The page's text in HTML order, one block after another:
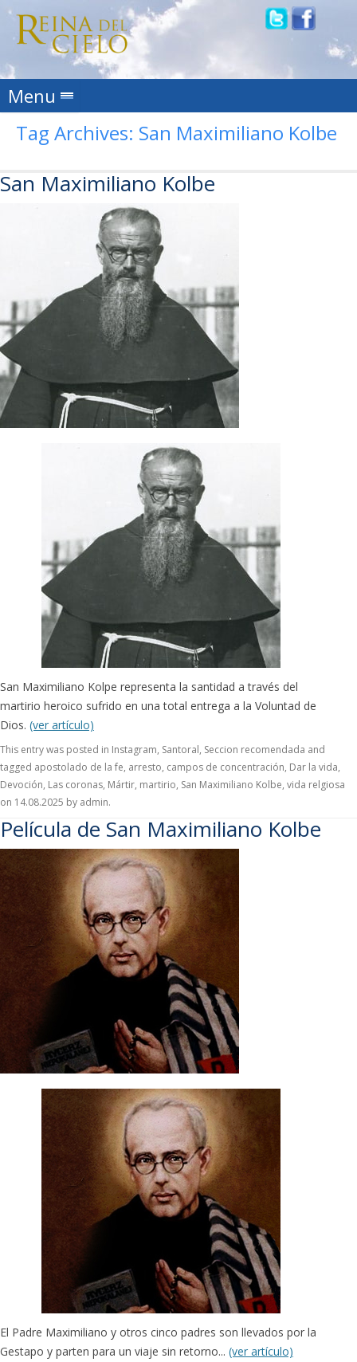
Menu Skip to content
Tag Archives: San Maximiliano Kolbe
San Maximiliano Kolbe
San Maximiliano Kolpe representa la santidad a través del
martirio heroico sufrido en una total entrega a la Voluntad de
Dios. (ver artículo)
This entry was posted in Instagram, Santoral, Seccion recomendada and
tagged apostolado de la fe, arresto, campos de concentración, Dar la vida,
Devoción, Las coronas, Mártir, martirio, San Maximiliano Kolbe, vida relgiosa
on 14.08.2025 by admin.
Película de San Maximiliano Kolbe
El Padre Maximiliano y otros cinco padres son llevados por la
Gestapo y parten para un viaje sin retorno... (ver artículo)